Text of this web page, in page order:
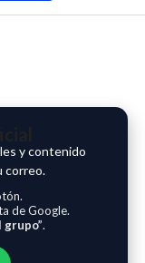
y contenido
correo.
de Google.
grupo”.